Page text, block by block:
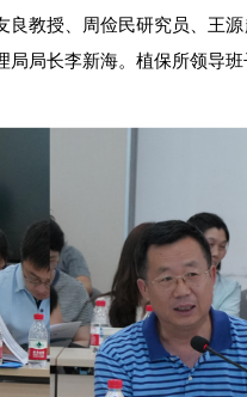
良教授、周俭民研究员、王
局长李新海。植保所领导